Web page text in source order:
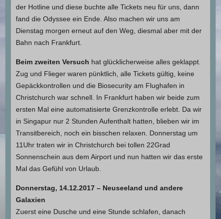
der Hotline und diese buchte alle Tickets neu für uns, dann
fand die Odyssee ein Ende. Also machen wir uns am
Dienstag morgen erneut auf den Weg, diesmal aber mit der
Bahn nach Frankfurt.
Beim zweiten Versuch hat glücklicherweise alles geklappt.
Zug und Flieger waren pünktlich, alle Tickets gültig, keine
Gepäckkontrollen und die Biosecurity am Flughafen in
Christchurch war schnell. In Frankfurt haben wir beide zum
ersten Mal eine automatisierte Grenzkontrolle erlebt. Da wir
in Singapur nur 2 Stunden Aufenthalt hatten, blieben wir im
Transitbereich, noch ein bisschen relaxen. Donnerstag um
11Uhr traten wir in Christchurch bei tollen 22Grad
Sonnenschein aus dem Airport und nun hatten wir das erste
Mal das Gefühl von Urlaub.
Donnerstag, 14.12.2017 – Neuseeland und andere
Galaxien
Zuerst eine Dusche und eine Stunde schlafen, danach